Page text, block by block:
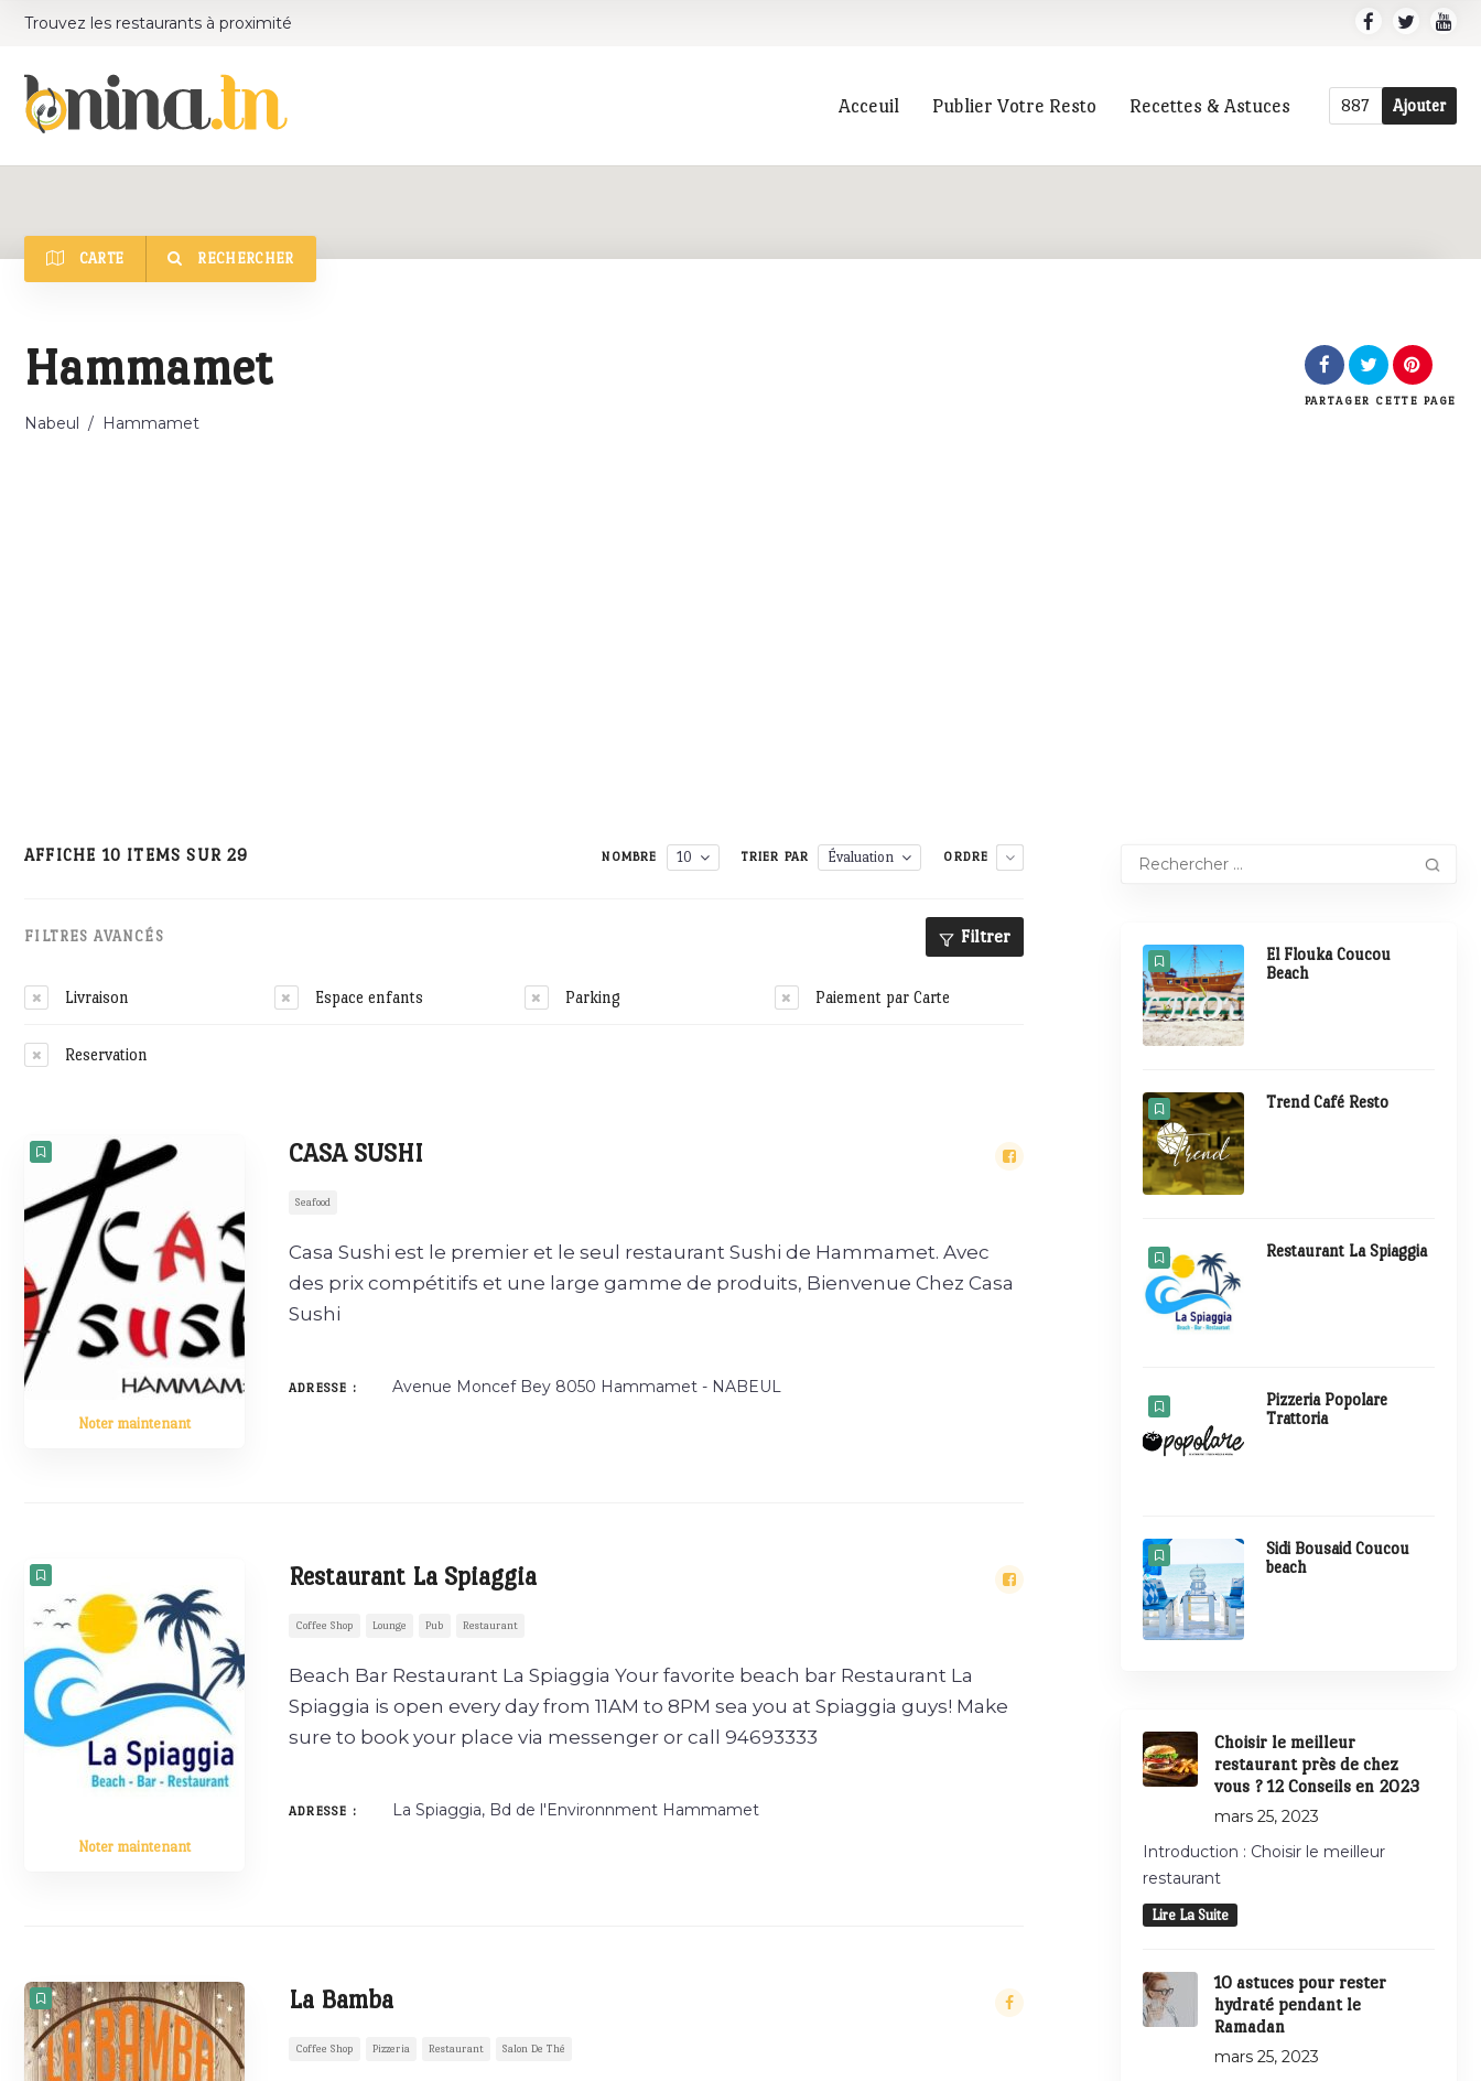
Trouvez les restaurants à proximité
Acceuil Publier Votre Resto Recettes & Astuces 887 Ajouter
CARTE RECHERCHER
Hammamet
Nabeul / Hammamet
PARTAGER CETTE PAGE
AFFICHE 10 ITEMS SUR 29 NOMBRE 10 TRIER PAR Évaluation ORDRE
FILTRES AVANCÉS
Livraison Espace enfants Parking Paiement par Carte
Reservation
Filtrer
Noter maintenant
CASA SUSHI
Seafood
Casa Sushi est le premier et le seul restaurant Sushi de Hammamet. Avec
des prix compétitifs et une large gamme de produits, Bienvenue Chez Casa
Sushi
ADRESSE : Avenue Moncef Bey 8050 Hammamet - NABEUL
Noter maintenant
Restaurant La Spiaggia
Coffee Shop Lounge Pub Restaurant
Beach Bar Restaurant La Spiaggia Your favorite beach bar Restaurant La
Spiaggia is open every day from 11AM to 8PM sea you at Spiaggia guys! Make
sure to book your place via messenger or call 94693333
ADRESSE : La Spiaggia, Bd de l'Environnment Hammamet
La Bamba
Coffee Shop Pizzeria Restaurant Salon De Thé
El Flouka Coucou
Beach
Trend Café Resto
Restaurant La Spiaggia
Pizzeria Popolare
Trattoria
Sidi Bousaid Coucou
beach
Choisir le meilleur
restaurant près de chez
vous ? 12 Conseils en 2023
mars 25, 2023
Introduction : Choisir le meilleur
restaurant
Lire La Suite
10 astuces pour rester
hydraté pendant le
Ramadan
mars 25, 2023